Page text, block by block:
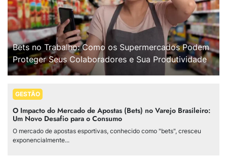
Bets no Trabalho: Como os Supermercados Podem
Proteger Seus Colaboradores e Sua Produtividade
GESTÃO
O Impacto do Mercado de Apostas (Bets) no Varejo Brasileiro:
Um Novo Desafio para o Consumo
O mercado de apostas esportivas, conhecido como "bets", cresceu
exponencialmente...